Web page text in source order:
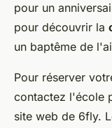
pour un
pour découvrir la
un baptême de
Pour réserver
contactez l'école
site web de 6fly.